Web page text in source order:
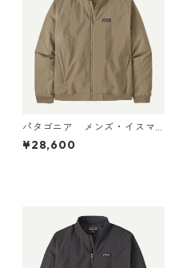
パタゴニア メンズ・イスマ
ス・デック・ジャケット (カ
ラー Seabird Grey) Patagoni
¥28,600